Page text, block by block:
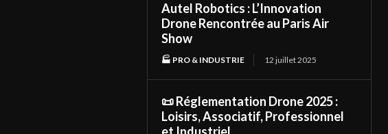
Autel Robotics : L’Innovation
Drone Rencontrée au Paris Air
Show
🏭 PRO & INDUSTRIE 12 juillet 2025
📜 Réglementation Drone 2025 :
Loisirs, Associatif, Professionnel